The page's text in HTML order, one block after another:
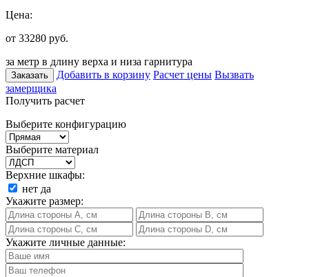
Цена:
от 33280 руб.
за метр в длину верха и низа гарнитура
Заказать Добавить в корзину Расчет цены Вызвать
замерщика
Получить расчет
Выберите конфигурацию
Выберите материал
Верхние шкафы:
нет да
Укажите размер:
Укажите личные данные: